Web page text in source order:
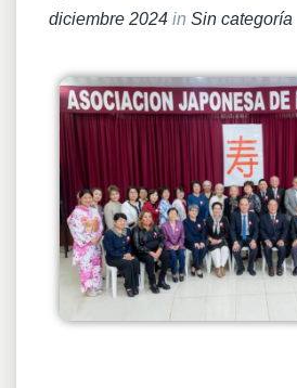
diciembre 2024 in Sin categoría